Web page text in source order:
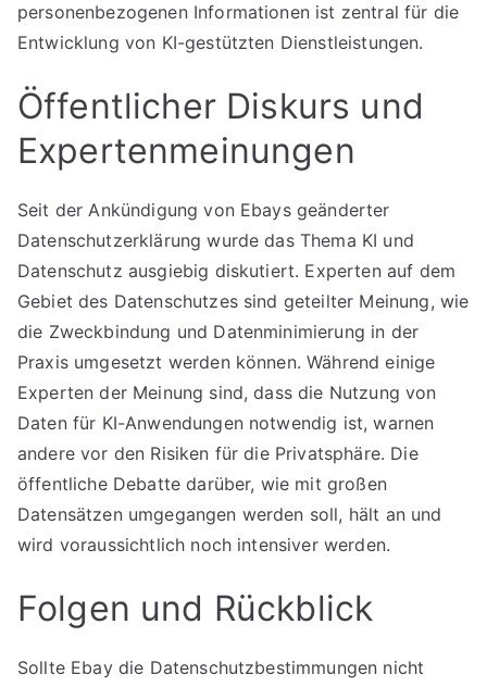
personenbezogenen Informationen ist zentral für die
Entwicklung von KI-gestützten Dienstleistungen.
Öffentlicher Diskurs und
Expertenmeinungen
Seit der Ankündigung von Ebays geänderter
Datenschutzerklärung wurde das Thema KI und
Datenschutz ausgiebig diskutiert. Experten auf dem
Gebiet des Datenschutzes sind geteilter Meinung, wie
die Zweckbindung und Datenminimierung in der
Praxis umgesetzt werden können. Während einige
Experten der Meinung sind, dass die Nutzung von
Daten für KI-Anwendungen notwendig ist, warnen
andere vor den Risiken für die Privatsphäre. Die
öffentliche Debatte darüber, wie mit großen
Datensätzen umgegangen werden soll, hält an und
wird voraussichtlich noch intensiver werden.
Folgen und Rückblick
Sollte Ebay die Datenschutzbestimmungen nicht